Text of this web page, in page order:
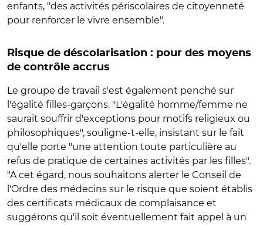
enfants, "des activités périscolaires de citoyenneté
pour renforcer le vivre ensemble".
Risque de déscolarisation : pour des moyens
de contrôle accrus
Le groupe de travail s'est également penché sur
l'égalité filles-garçons. "L'égalité homme/femme ne
saurait souffrir d'exceptions pour motifs religieux ou
philosophiques", souligne-t-elle, insistant sur le fait
qu'elle porte "une attention toute particulière au
refus de pratique de certaines activités par les filles".
"A cet égard, nous souhaitons alerter le Conseil de
l'Ordre des médecins sur le risque que soient établis
des certificats médicaux de complaisance et
suggérons qu'il soit éventuellement fait appel à un